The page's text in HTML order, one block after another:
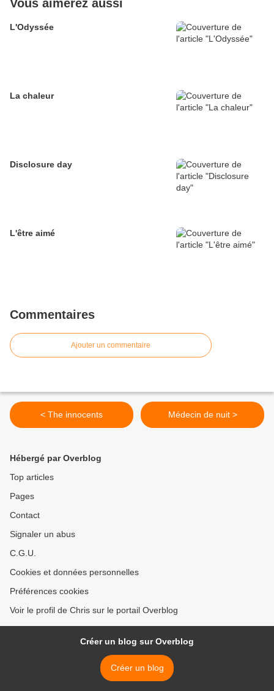
Vous aimerez aussi
L'Odyssée
La chaleur
Disclosure day
L'être aimé
Commentaires
Ajouter un commentaire
< The innocents Médecin de nuit >
Hébergé par Overblog
Top articles
Pages
Contact
Signaler un abus
C.G.U.
Cookies et données personnelles
Préférences cookies
Voir le profil de Chris sur le portail Overblog
Créer un blog sur Overblog
Créer un blog